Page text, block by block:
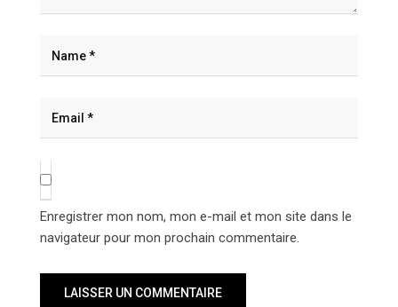
Enregistrer mon nom, mon e-mail et mon site dans le
navigateur pour mon prochain commentaire.